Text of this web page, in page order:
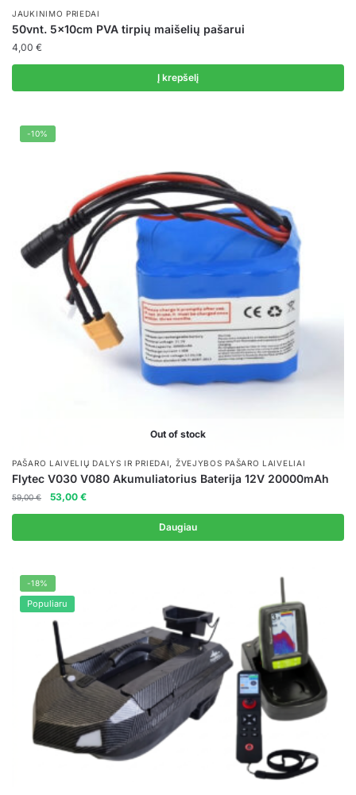
JAUKINIMO PRIEDAI
50vnt. 5x10cm PVA tirpių maišelių pašarui
4,00 €
Į krepšelį
-10%
Out of stock
PAŠARO LAIVELIŲ DALYS IR PRIEDAI, ŽVEJYBOS PAŠARO LAIVELIAI
Flytec V030 V080 Akumuliatorius Baterija 12V 20000mAh
59,00€
Original
price
59,00 €.
53,00 €Current
price
53,00 €.
Daugiau
-18%
Populiaru